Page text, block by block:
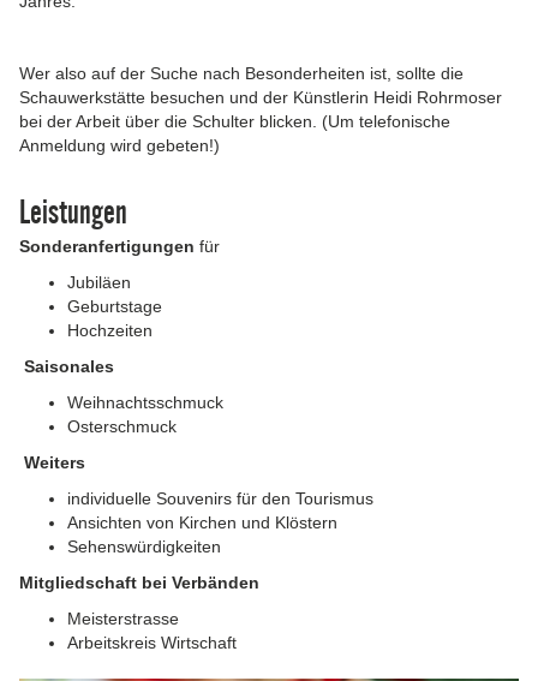
Wer also auf der Suche nach Besonderheiten ist, sollte die
Schauwerkstätte besuchen und der Künstlerin Heidi Rohrmoser
bei der Arbeit über die Schulter blicken. (Um telefonische
Anmeldung wird gebeten!)
Leistungen
Sonderanfertigungen für
Jubiläen
Geburtstage
Hochzeiten
Saisonales
Weihnachtsschmuck
Osterschmuck
Weiters
individuelle Souvenirs für den Tourismus
Ansichten von Kirchen und Klöstern
Sehenswürdigkeiten
Mitgliedschaft bei Verbänden
Meisterstrasse
Arbeitskreis Wirtschaft